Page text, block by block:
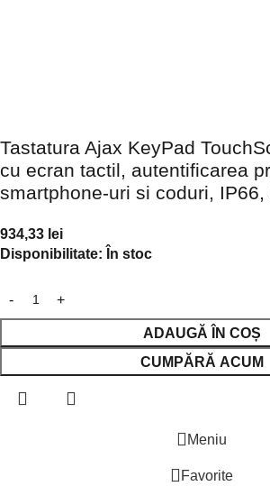
Tastatura Ajax KeyPad
cu ecran tactil, autentificarea
smartphone-uri si coduri, IP66,
934,33 lei
Disponibilitate: În stoc
ADAUGĂ ÎN COȘ
CUMPĂRĂ ACUM
Meniu
Favorite